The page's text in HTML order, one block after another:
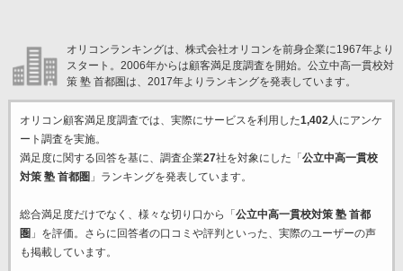
オリコンランキングは、株式会社オリコンを前身企業に1967年より
スタート。2006年からは顧客満足度調査を開始。公立中高一貫校対
策 塾 首都圏は、2017年よりランキングを発表しています。
オリコン顧客満足度調査では、実際にサービスを利用した1,402人にアンケ
ート調査を実施。
満足度に関する回答を基に、調査企業27社を対象にした「 公立中高一貫校
対策 塾 首都圏 」ランキングを発表しています。
総合満足度だけでなく、様々な切り口から「 公立中高一貫校対策 塾 首都
圏 」を評価。さらに回答者の口コミや評判といった、実際のユーザーの声
も掲載しています。